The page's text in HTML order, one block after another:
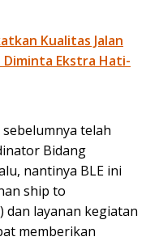
Kualitas Jalan
Diminta Ekstra Hati-
sebelumnya telah
Bidang
nantinya BLE ini
ship to
dan layanan kegiatan
memberikan